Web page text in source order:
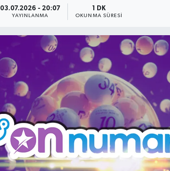
03.07.2026 - 20:07
YAYINLANMA
1 DK
OKUNMA SÜRESI